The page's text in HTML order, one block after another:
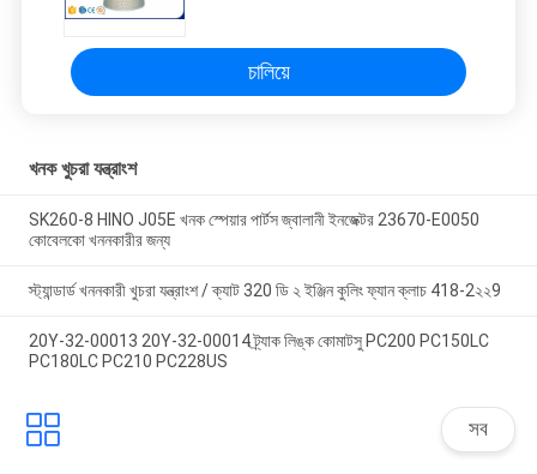
চালিয়ে
খনক খুচরা যন্ত্রাংশ
SK260-8 HINO J05E খনক স্পেয়ার পার্টস জ্বালানী ইনজেক্টর 23670-E0050
কোবেলকো খননকারীর জন্য
স্ট্যান্ডার্ড খননকারী খুচরা যন্ত্রাংশ / ক্যাট 320 ডি ২ ইঞ্জিন কুলিং ফ্যান ক্লাচ 418-2২২9
20Y-32-00013 20Y-32-00014 ট্র্যাক লিঙ্ক কোমাটসু PC200 PC150LC
PC180LC PC210 PC228US
সব